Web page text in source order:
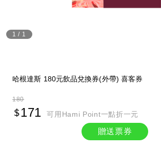
1 / 1
哈根達斯 180元飲品兌換券(外帶) 喜客券
180
171 可用Hami Point一點折一元
贈送票券